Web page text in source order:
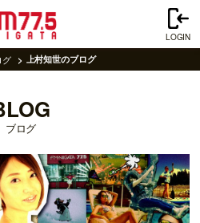
LOGIN
グ 上村知世のブログ
ブログ